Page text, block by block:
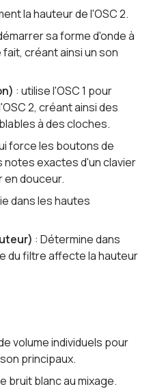
la hauteur de l'OSC 2.
sa forme d'onde à
fait, créant ainsi un son
: utilise l'OSC 1 pour
2, créant ainsi des
à des cloches.
force les boutons de
notes exactes d'un clavier
en douceur.
dans les hautes
: Détermine dans
du filtre affecte la hauteur
volume individuels pour
principaux.
bruit blanc au mixage.